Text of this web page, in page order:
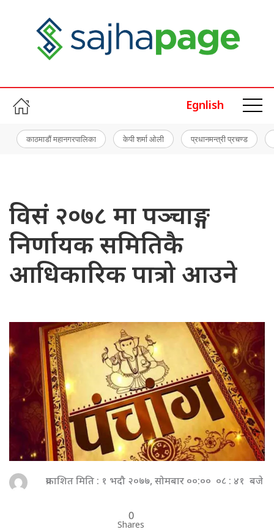
Egnlish
काठमाडौं महानगरपालिका केपी शर्मा ओली प्रधानमन्त्री प्रचण्ड
विसं २०७८ मा पञ्चाङ्ग
निर्णायक समितिकै
आधिकारिक पात्रो आउने
प्रकाशित मिति : १ भदौ २०७७, सोमबार ००:०० ०८ : ४१ बजे
0
Shares